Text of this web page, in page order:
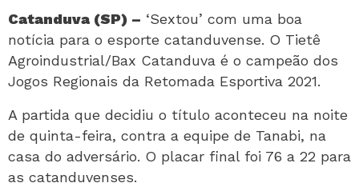
Catanduva (SP) – ‘Sextou’ com uma boa
notícia para o esporte catanduvense. O Tietê
Agroindustrial/Bax Catanduva é o campeão dos
Jogos Regionais da Retomada Esportiva 2021.
A partida que decidiu o título aconteceu na noite
de quinta-feira, contra a equipe de Tanabi, na
casa do adversário. O placar final foi 76 a 22 para
as catanduvenses.